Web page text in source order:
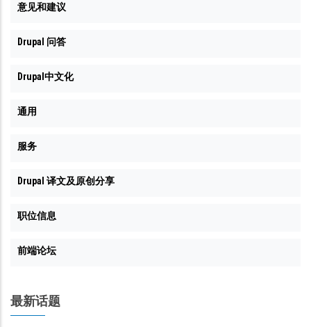
意见和建议
Drupal 问答
Drupal中文化
通用
服务
Drupal 译文及原创分享
职位信息
前端论坛
最新话题